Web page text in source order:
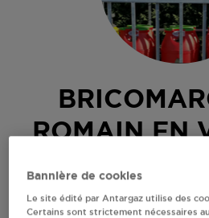
ROMAIN EN
245 ROUTE DE
84110ST ROMAIN
Bannière de cookies
Le site édité par Antargaz utilise des
Certains sont strictement nécessaires